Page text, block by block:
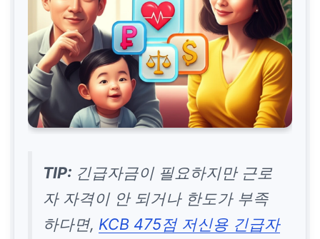
TIP: 긴급자금이 필요하지만 근로
자 자격이 안 되거나 한도가 부족
하다면, KCB 475점 저신용 긴급자